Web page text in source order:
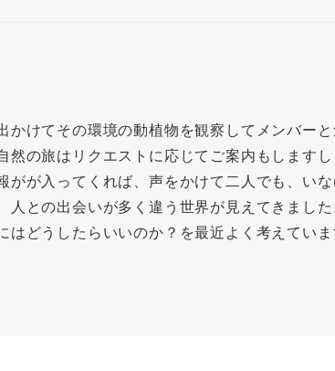
かけてその環境の動植物を観察してメンバー
然の旅はリクエストに応じてご案内もします
がが入ってくれば、声をかけて二人でも、いな
との出会いが多く違う世界が見えてきました
どうしたらいいのか？を最近よく考えていま